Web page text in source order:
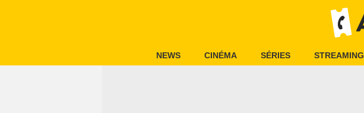
NEWS CINÉMA SÉRIES STREAMING